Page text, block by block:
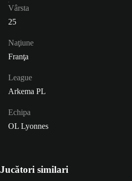
Vârsta
25
Naţiune
Franţa
League
Arkema PL
Echipa
OL Lyonnes
Jucători similari